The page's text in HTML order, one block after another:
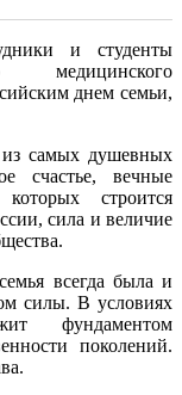
и студенты
медицинского
днем семьи,
самых душевных
счастье, вечные
строится
сила и величие
всегда была и
силы. В условиях
фундаментом
поколений.